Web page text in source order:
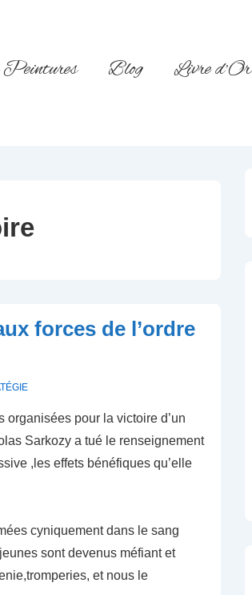
Blog Livre d’Or
forces de l’ordre
organisées pour la victoire d’un
Sarkozy a tué le renseignement
,les effets bénéfiques qu’elle
cyniquement dans le sang
sont devenus méfiant et
et nous le